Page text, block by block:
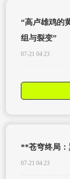
“高卢雄鸡的
组与裂变”
07-21 04:23
**苍穹终局：
07-21 04:23